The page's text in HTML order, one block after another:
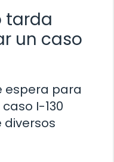
tarda
un caso
espera para
I-130